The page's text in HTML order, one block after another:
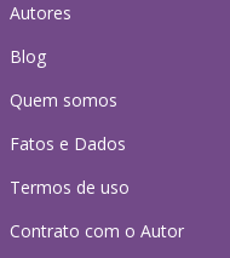
Autores
Blog
Quem somos
Fatos e Dados
Termos de uso
Contrato com o Autor